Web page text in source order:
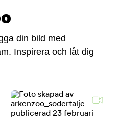
din bild med
Inspirera och låt dig